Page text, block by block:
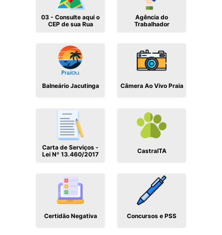
03 - Consulte aqui o
CEP de sua Rua
Agência do
Trabalhador
Balneário Jacutinga Câmera Ao Vivo Praia
Carta de Serviços -
Lei Nº 13.460/2017
CastraITA
Certidão Negativa Concursos e PSS